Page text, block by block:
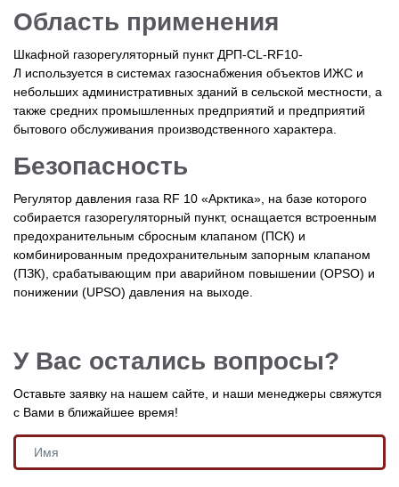
Область применения
Шкафной газорегуляторный пункт ДРП-СL-RF10-
Л используется в системах газоснабжения объектов ИЖС и
небольших административных зданий в сельской местности, а
также средних промышленных предприятий и предприятий
бытового обслуживания производственного характера.
Безопасность
Регулятор давления газа RF 10 «Арктика», на базе которого
собирается газорегуляторный пункт, оснащается встроенным
предохранительным сбросным клапаном (ПСК) и
комбинированным предохранительным запорным клапаном
(ПЗК), срабатывающим при аварийном повышении (OPSO) и
понижении (UPSO) давления на выходе.
У Вас остались вопросы?
Оставьте заявку на нашем сайте, и наши менеджеры свяжутся
с Вами в ближайшее время!